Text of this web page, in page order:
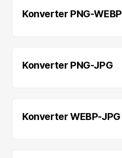
Konverter PNG-WEBP
Konverter PNG-JPG
Konverter WEBP-JPG